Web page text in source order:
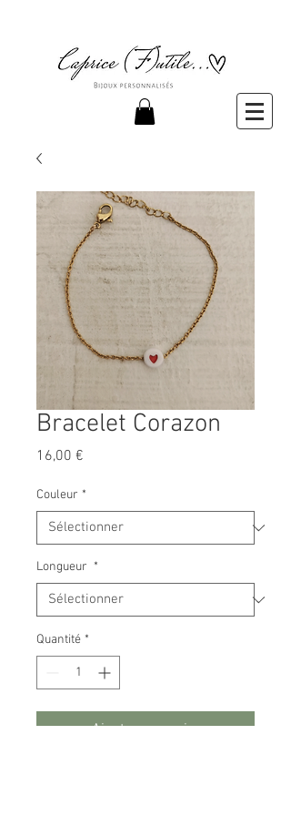
Bracelet Corazon
16,00 €
Couleur *
Longueur *
Quantité *
Ajouter au panier